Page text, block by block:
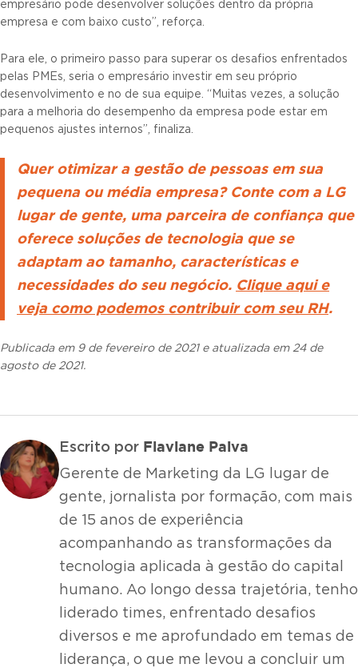
empresário pode desenvolver soluções dentro da própria
empresa e com baixo custo”, reforça.
Para ele, o primeiro passo para superar os desafios enfrentados
pelas PMEs, seria o empresário investir em seu próprio
desenvolvimento e no de sua equipe. “Muitas vezes, a solução
para a melhoria do desempenho da empresa pode estar em
pequenos ajustes internos”, finaliza.
Quer otimizar a gestão de pessoas em sua
pequena ou média empresa? Conte com a LG
lugar de gente, uma parceira de confiança que
oferece soluções de tecnologia que se
adaptam ao tamanho, características e
necessidades do seu negócio. Clique aqui e
veja como podemos contribuir com seu RH.
Publicada em 9 de fevereiro de 2021 e atualizada em 24 de
agosto de 2021.
Escrito por Flaviane Paiva
Gerente de Marketing da LG lugar de
gente, jornalista por formação, com mais
de 15 anos de experiência
acompanhando as transformações da
tecnologia aplicada à gestão do capital
humano. Ao longo dessa trajetória, tenho
liderado times, enfrentado desafios
diversos e me aprofundado em temas de
liderança, o que me levou a concluir um